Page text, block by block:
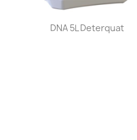
Aperçu rapide
DNA 5L Deterquat